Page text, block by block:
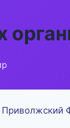
Приволжский